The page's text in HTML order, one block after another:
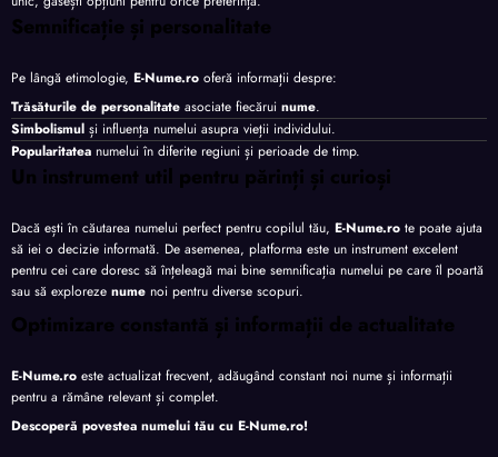
Semnificație și personalitate
Pe lângă etimologie, E-Nume.ro oferă informații despre:
Trăsăturile de personalitate asociate fiecărui nume.
Simbolismul și influența numelui asupra vieții individului.
Popularitatea numelui în diferite regiuni și perioade de timp.
Un instrument util pentru părinți și curioși
Dacă ești în căutarea numelui perfect pentru copilul tău, E-Nume.ro te poate ajuta
să iei o decizie informată. De asemenea, platforma este un instrument excelent
pentru cei care doresc să înțeleagă mai bine semnificația numelui pe care îl poartă
sau să exploreze nume noi pentru diverse scopuri.
Optimizare constantă și informații de actualitate
E-Nume.ro este actualizat frecvent, adăugând constant noi nume și informații
pentru a rămâne relevant și complet.
Descoperă povestea numelui tău cu E-Nume.ro!